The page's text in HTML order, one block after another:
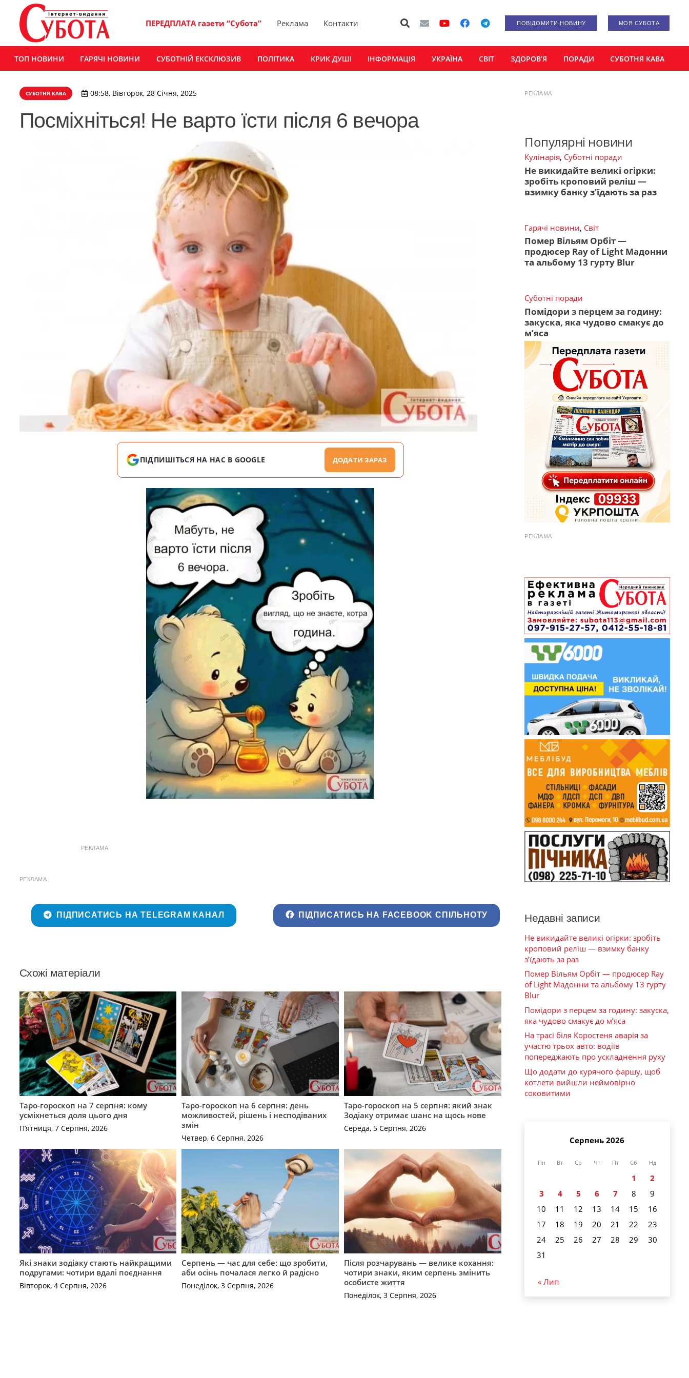
ПЕРЕДПЛАТА газети “Субота” Реклама Контакти ПОВІДОМИТИ НОВИНУ МОЯ СУБОТА
ТОП НОВИНИ ГАРЯЧІ НОВИНИ СУБОТНІЙ ЕКСКЛЮЗИВ ПОЛІТИКА КРИК ДУШІ ІНФОРМАЦІЯ УКРАЇНА СВІТ ЗДОРОВ’Я ПОРАДИ СУБОТНЯ КАВА
СУБОТНЯ КАВА 08:58, Вівторок, 28 Січня, 2025
Посміхніться! Не варто їсти після 6 вечора
ПІДПИШІТЬСЯ НА НАС В GOOGLE ДОДАТИ ЗАРАЗ
РЕКЛАМА
РЕКЛАМА
ПІДПИСАТИСЬ НА TELEGRAM КАНАЛ ПІДПИСАТИСЬ НА FACEBOOK СПІЛЬНОТУ
Схожі матеріали
Таро-гороскоп на 7 серпня: кому
усміхнеться доля цього дня
П’ятниця, 7 Серпня, 2026
Таро-гороскоп на 6 серпня: день
можливостей, рішень і несподіваних
змін
Четвер, 6 Серпня, 2026
Таро-гороскоп на 5 серпня: який знак
Зодіаку отримає шанс на щось нове
Середа, 5 Серпня, 2026
Які знаки зодіаку стають найкращими
подругами: чотири вдалі поєднання
Вівторок, 4 Серпня, 2026
Серпень — час для себе: що зробити,
аби осінь почалася легко й радісно
Понеділок, 3 Серпня, 2026
Після розчарувань — велике кохання:
чотири знаки, яким серпень змінить
особисте життя
Понеділок, 3 Серпня, 2026
РЕКЛАМА
Популярні новини
Кулінарія, Суботні поради
Не викидайте великі огірки:
зробіть кроповий реліш —
взимку банку з’їдають за раз
Гарячі новини, Світ
Помер Вільям Орбіт —
продюсер Ray of Light Мадонни
та альбому 13 гурту Blur
Суботні поради
Помідори з перцем за годину:
закуска, яка чудово смакує до
м’яса
РЕКЛАМА
Недавні записи
Не викидайте великі огірки: зробіть
кроповий реліш — взимку банку
з’їдають за раз
Помер Вільям Орбіт — продюсер Ray
of Light Мадонни та альбому 13 гурту
Blur
Помідори з перцем за годину: закуска,
яка чудово смакує до м’яса
На трасі біля Коростеня аварія за
участю трьох авто: водіїв
попереджають про ускладнення руху
Що додати до курячого фаршу, щоб
котлети вийшли неймовірно
соковитими
Серпень 2026
Пн Вт Ср Чт Пт Сб Нд
1
2
3
4 5 6 7 8
9
10
11 12 13 14 15
16
17
18 19 20 21 22
23
24
25 26 27 28 29
30
31
« Лип